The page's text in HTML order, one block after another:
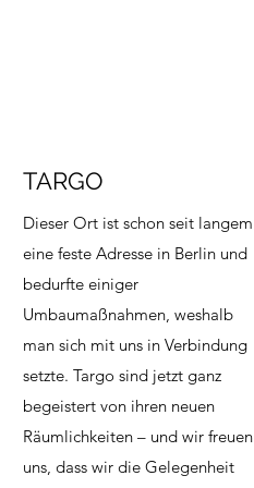
TARGO
Dieser Ort ist schon seit langem
eine feste Adresse in Berlin und
bedurfte einiger
Umbaumaßnahmen, weshalb
man sich mit uns in Verbindung
setzte. Targo sind jetzt ganz
begeistert von ihren neuen
Räumlichkeiten – und wir freuen
uns, dass wir die Gelegenheit